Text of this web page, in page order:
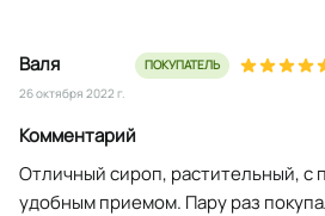
Валя
26 октября 2022 г.
ПОКУПАТЕЛЬ
Комментарий
Отличный сироп, растительный, с
удобным приемом. Пару раз